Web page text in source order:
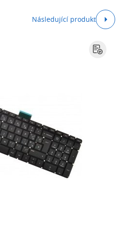
Následující produkt